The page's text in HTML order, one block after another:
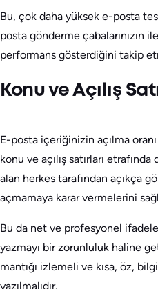
Bu, çok daha yüksek e-posta
posta gönderme çabalarınızın
performans gösterdiğini takip
Konu ve Açılış
E-posta içeriğinizin açılma
konu ve açılış satırları
alan herkes tarafından açıkça
açmamaya karar vermelerini
Bu da net ve profesyonel
yazmayı bir zorunluluk haline
mantığı izlemeli ve kısa, öz,
yazılmalıdır.